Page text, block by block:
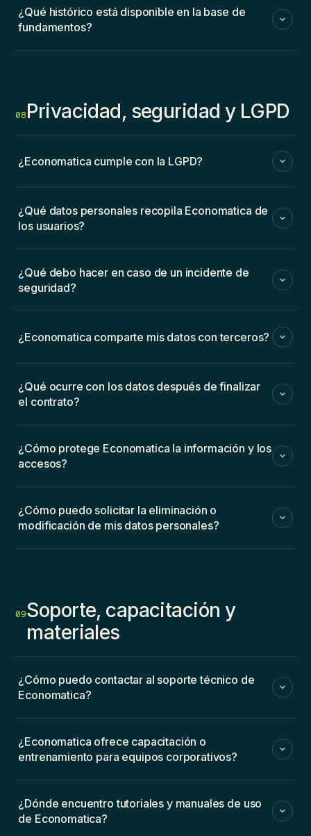
¿Qué histórico está disponible en la base de
fundamentos?
08Privacidad, seguridad y LGPD
¿Economatica cumple con la LGPD?
¿Qué datos personales recopila Economatica de
los usuarios?
¿Qué debo hacer en caso de un incidente de
seguridad?
¿Economatica comparte mis datos con terceros?
¿Qué ocurre con los datos después de finalizar
el contrato?
¿Cómo protege Economatica la información y los
accesos?
¿Cómo puedo solicitar la eliminación o
modificación de mis datos personales?
09Soporte, capacitación y
materiales
¿Cómo puedo contactar al soporte técnico de
Economatica?
¿Economatica ofrece capacitación o
entrenamiento para equipos corporativos?
¿Dónde encuentro tutoriales y manuales de uso
de Economatica?